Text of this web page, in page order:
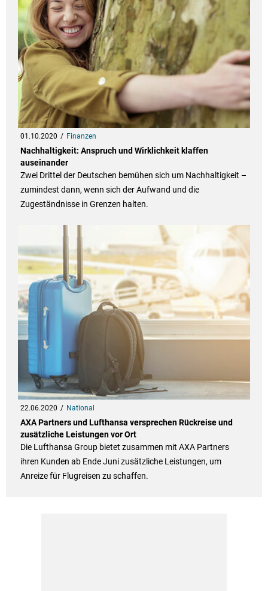
01.10.2020 Finanzen
Nachhaltigkeit: Anspruch und Wirklichkeit klaffen
auseinander
Zwei Drittel der Deutschen bemühen sich um Nachhaltigkeit –
zumindest dann, wenn sich der Aufwand und die
Zugeständnisse in Grenzen halten.
22.06.2020 National
AXA Partners und Lufthansa versprechen Rückreise und
zusätzliche Leistungen vor Ort
Die Lufthansa Group bietet zusammen mit AXA Partners
ihren Kunden ab Ende Juni zusätzliche Leistungen, um
Anreize für Flugreisen zu schaffen.